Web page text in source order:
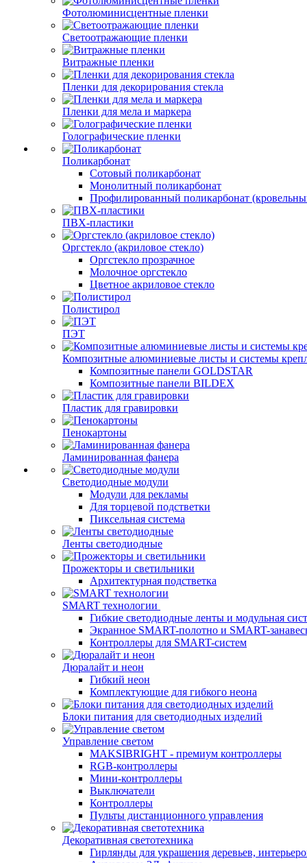
Фотолюминисцентные пленки
Светоотражающие пленки
Витражные пленки
Пленки для декорирования стекла
Пленки для мела и маркера
Голографические пленки
Поликарбонат
Сотовый поликарбонат
Монолитный поликарбонат
Профилированный поликарбонат
ПВХ-пластики
Оргстекло (акриловое стекло)
Оргстекло прозрачное
Молочное оргстекло
Цветное акриловое стекло
Полистирол
ПЭТ
Композитные алюминиевые листы и системы
Композитные панели GOLDSTAR
Композитные панели BILDEX
Пластик для гравировки
Пенокартоны
Ламинированная фанера
Светодиодные модули
Модули для рекламы
Для торцевой подстветки
Пиксельная система
Ленты светодиодные
Прожекторы и светильники
Архитектурная подстветка
SMART технологии
Гибкие светодиодные ленты и модульная
Экранное SMART-полотно и SMART-
Контроллеры для SMART-систем
Дюралайт и неон
Гибкий неон
Комплектующие для гибкого неона
Блоки питания для светодиодных изделий
Управление светом
MAKSIBRIGHT - премиум контроллеры
RGB-контроллеры
Мини-контроллеры
Выключатели
Контроллеры
Пульты дистанционного управления
Декоративная светотехника
Гирлянды для украшения деревьев,